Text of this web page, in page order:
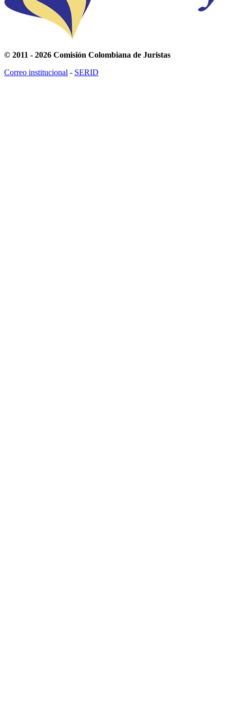
© 2011 - 2026 Comisión Colombiana de Juristas
Correo institucional - SERID